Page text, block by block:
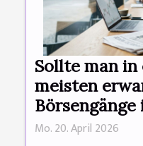
Sollte man in
meisten
Mo. 20. April 2026